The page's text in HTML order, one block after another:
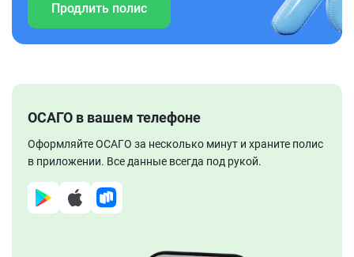
Продлить полис
ОСАГО в вашем телефоне
Оформляйте ОСАГО за несколько минут и храните полис
в приложении. Все данные всегда под рукой.